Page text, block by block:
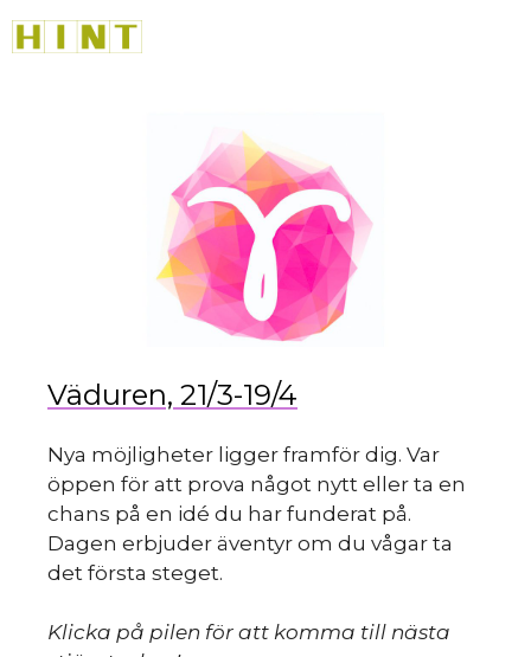
till
Väduren, 21/3-19/4
Nya möjligheter ligger framför dig. Var
öppen för att prova något nytt eller ta en
chans på en idé du har funderat på.
Dagen erbjuder äventyr om du vågar ta
det första steget.
Klicka på pilen för att komma till nästa